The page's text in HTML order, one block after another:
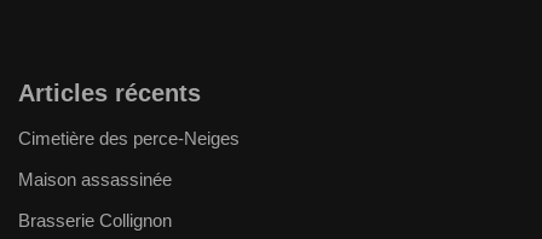
Articles récents
Cimetière des perce-Neiges
Maison assassinée
Brasserie Collignon